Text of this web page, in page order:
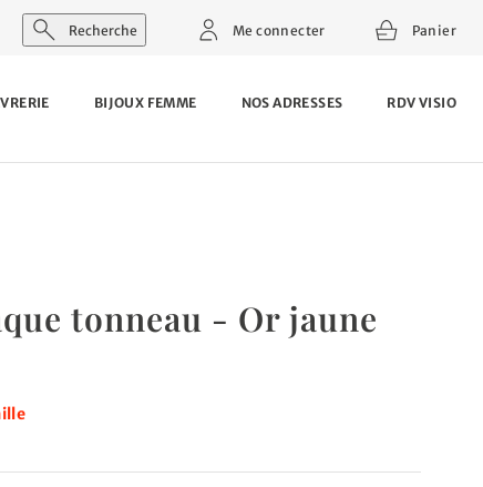
Recherche Me connecter Panier
BIJOUX FEMME NOS ADRESSES RDV VISIO
tonneau - Or jaune